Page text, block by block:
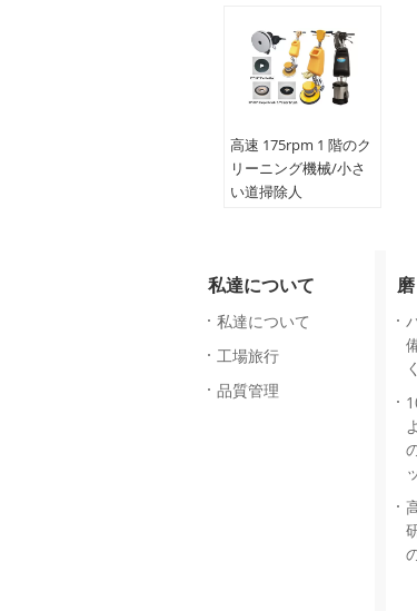
高速 175rpm 1 階のク
リーニング機械/小さ
い道掃除人
私達について
私達について
工場旅行
品質管理